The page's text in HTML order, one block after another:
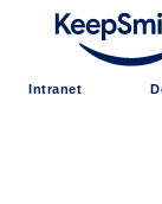
Intranet